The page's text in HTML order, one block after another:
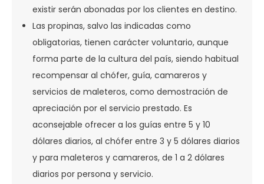
existir serán abonadas por los clientes en destino.
Las propinas, salvo las indicadas como
obligatorias, tienen carácter voluntario, aunque
forma parte de la cultura del país, siendo habitual
recompensar al chófer, guía, camareros y
servicios de maleteros, como demostración de
apreciación por el servicio prestado. Es
aconsejable ofrecer a los guías entre 5 y 10
dólares diarios, al chófer entre 3 y 5 dólares diarios
y para maleteros y camareros, de 1 a 2 dólares
diarios por persona y servicio.